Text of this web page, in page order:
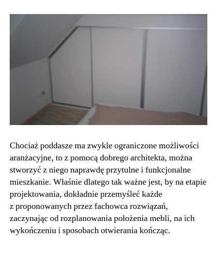
Chociaż poddasze ma zwykle ograniczone możliwości
aranżacyjne, to z pomocą dobrego architekta, można
stworzyć z niego naprawdę przytulne i funkcjonalne
mieszkanie. Właśnie dlatego tak ważne jest, by na etapie
projektowania, dokładnie przemyśleć każde
z proponowanych przez fachowca rozwiązań,
zaczynając od rozplanowania położenia mebli, na ich
wykończeniu i sposobach otwierania kończąc.